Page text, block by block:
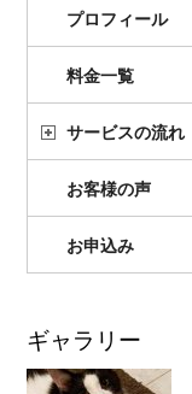
プロフィール
料金一覧
サービスの流れ
お客様の声
お申込み
ギャラリー